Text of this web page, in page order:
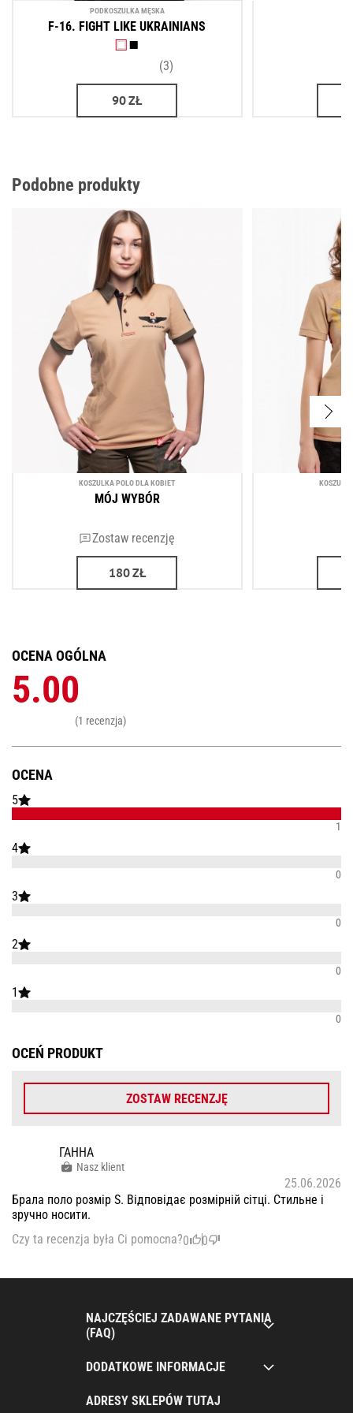
PODKOSZULKA MĘSKA
F-16. FIGHT LIKE UKRAINIANS
(3)
90ZŁ
Podobne produkty
KOSZULKA POLO DLA KOBIET
MÓJ WYBÓR
Zostaw recenzję
180ZŁ
OCENA
5
1
4
0
3
0
2
0
1
0
OCENA OGÓLNA
5.00
(1 recenzja)
OCEŃ PRODUKT
ZOSTAW RECENZJĘ
ГАННА
Nasz klient
25.06.2026
Брала поло розмір S. Відповідає розмірній сітці. Стильне і
зручно носити.
Czy ta recenzja była Ci pomocna?0 0
NAJCZĘŚCIEJ ZADAWANE PYTANIA
(FAQ)
DODATKOWE INFORMACJE
ADRESY SKLEPÓW TUTAJ